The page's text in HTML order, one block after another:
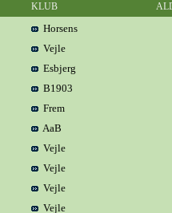
KLUB
Horsens
Vejle
Esbjerg
B1903
Frem
AaB
Vejle
Vejle
Vejle
Vejle